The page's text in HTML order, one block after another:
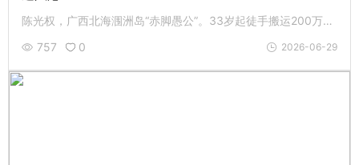
陈光权，广西北海涠洲岛“赤脚愚公”。33岁起徒手搬运200万块石头，用四十年凿出避风港马拉港，守护数百渔民。如今73岁，牙齿掉光、关节变形，仍义务守护。致敬这位用脊梁扛起港口的人，让行善的路越走越宽。
757
0 2026-06-29